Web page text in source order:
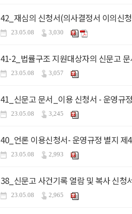
42_재심의 신청서(의사결정서 이의신
23.05.08 3,030
41-2_법률구조 지원대상자의 신문고
23.05.08 3,057
41_신문고 문서_이용 신청서 - 운영규
23.05.08 3,245
40_언론 이용신청서- 운영규정 별지 제
23.05.08 2,993
38_신문고 사건기록 열람 및 복사 신청
23.05.08 2,965